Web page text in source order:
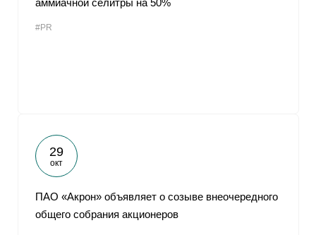
аммиачной селитры на 50%
#PR
29
окт
ПАО «Акрон» объявляет о созыве внеочередного
общего собрания акционеров